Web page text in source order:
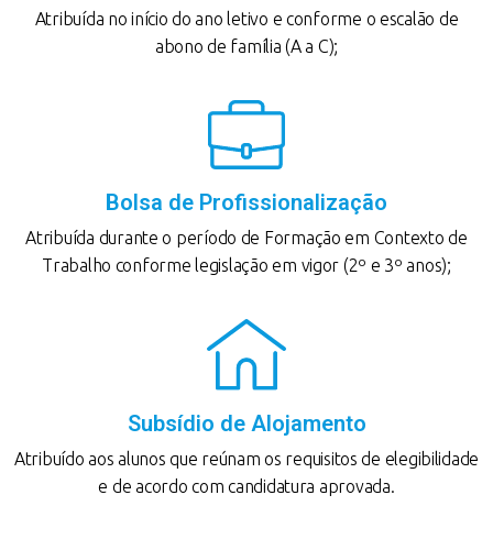
Atribuída no início do ano letivo e conforme o escalão de
abono de família (A a C);
Bolsa de Profissionalização
Atribuída durante o período de Formação em Contexto de
Trabalho conforme legislação em vigor (2º e 3º anos);
Subsídio de Alojamento
Atribuído aos alunos que reúnam os requisitos de elegibilidade
e de acordo com candidatura aprovada.